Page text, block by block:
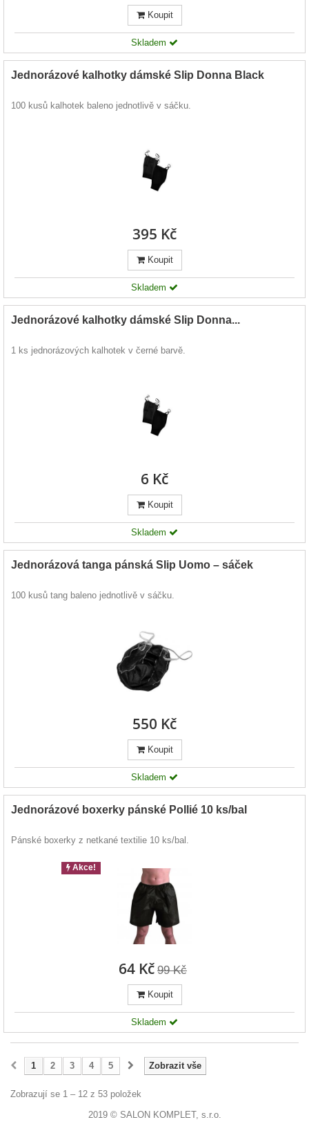
Koupit
Skladem
Jednorázové kalhotky dámské Slip Donna Black
100 kusů kalhotek baleno jednotlivě v sáčku.
395 Kč
Koupit
Skladem
Jednorázové kalhotky dámské Slip Donna...
1 ks jednorázových kalhotek v černé barvě.
6 Kč
Koupit
Skladem
Jednorázová tanga pánská Slip Uomo – sáček
100 kusů tang baleno jednotlivě v sáčku.
550 Kč
Koupit
Skladem
Jednorázové boxerky pánské Pollié 10 ks/bal
Pánské boxerky z netkané textilie 10 ks/bal.
Akce!
64 Kč 99 Kč
Koupit
Skladem
Zobrazit vše
1 2 3 4 5
Zobrazují se 1 – 12 z 53 položek
2019 © SALON KOMPLET, s.r.o.